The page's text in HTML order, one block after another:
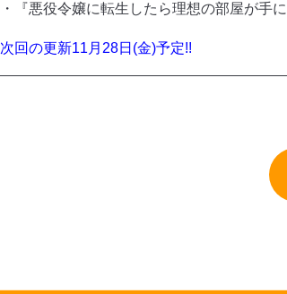
・『悪役令嬢に転生したら理想の部屋が
次回の更新11 月28日(金)予定!!